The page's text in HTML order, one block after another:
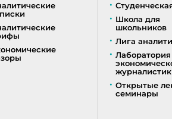
Школа для
школьников
Лига
Лаборатория
Открытые
семинары